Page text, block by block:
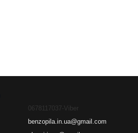
0678117037-Viber
benzopila.in.ua@gmail.com